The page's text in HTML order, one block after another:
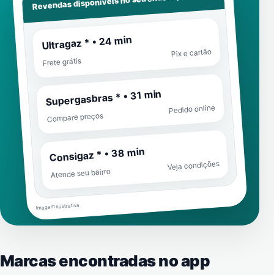
Ultragaz * • 24 min
Frete grátis
Pix e cartão
Supergasbras * • 31 min
Compare preços
Pedido online
Consigaz * • 38 min
Atende seu bairro
Veja condições
Imagem ilustrativa
Marcas encontradas no app